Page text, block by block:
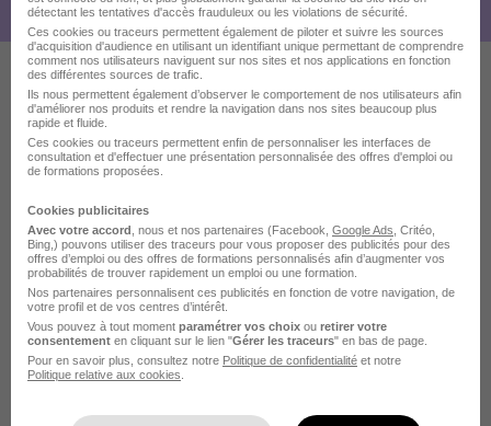
Ces offres pourraient aussi
vous intéresser
Employé Polyvalent H/F
BIOCOOP Breg Osio
Bourgoin-Jallieu - 38
détectant les tentatives d'accès frauduleux ou les violations de sécurité.
Ces cookies ou traceurs permettent également de piloter et suivre les sources
d'acquisition d'audience en utilisant un identifiant unique permettant de comprendre
comment nos utilisateurs naviguent sur nos sites et nos applications en fonction
des différentes sources de trafic.
Ils nous permettent également d’observer le comportement de nos utilisateurs afin
d'améliorer nos produits et rendre la navigation dans nos sites beaucoup plus
rapide et fluide.
Ces cookies ou traceurs permettent enfin de personnaliser les interfaces de
consultation et d'effectuer une présentation personnalisée des offres d'emploi ou
de formations proposées.
Cookies publicitaires
Avec votre accord , nous et nos partenaires (Facebook, Google Ads , Critéo,
Bing,) pouvons utiliser des traceurs pour vous proposer des publicités pour des
offres d’emploi ou des offres de formations personnalisés afin d’augmenter vos
probabilités de trouver rapidement un emploi ou une formation.
Nos partenaires personnalisent ces publicités en fonction de votre navigation, de
votre profil et de vos centres d’intérêt.
Vous pouvez à tout moment paramétrer vos choix ou retirer votre
consentement en cliquant sur le lien "Gérer les traceurs" en bas de page.
Pour en savoir plus, consultez notre Politique de confidentialité et notre
Politique relative aux cookies